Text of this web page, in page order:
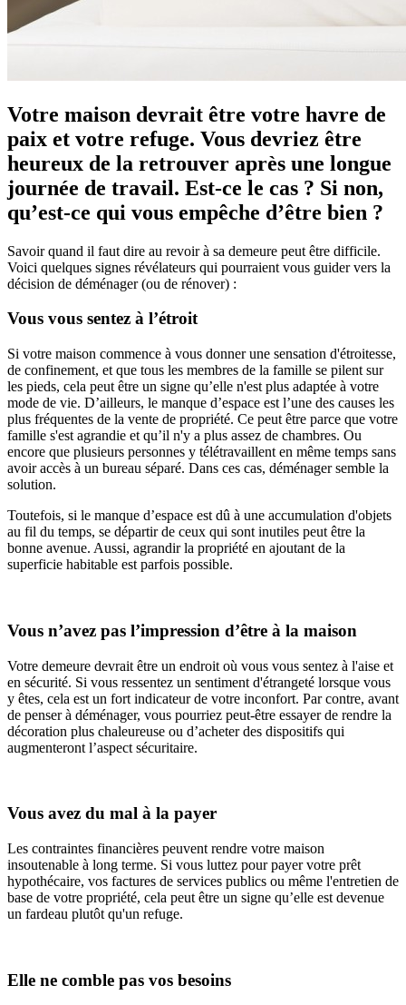
Votre maison devrait être votre havre de
paix et votre refuge. Vous devriez être
heureux de la retrouver après une longue
journée de travail. Est-ce le cas ? Si non,
qu’est-ce qui vous empêche d’être bien ?
Savoir quand il faut dire au revoir à sa demeure peut être difficile.
Voici quelques signes révélateurs qui pourraient vous guider vers la
décision de déménager (ou de rénover) :
Vous vous sentez à l’étroit
Si votre maison commence à vous donner une sensation d'étroitesse,
de confinement, et que tous les membres de la famille se pilent sur
les pieds, cela peut être un signe qu’elle n'est plus adaptée à votre
mode de vie. D’ailleurs, le manque d’espace est l’une des causes les
plus fréquentes de la vente de propriété. Ce peut être parce que votre
famille s'est agrandie et qu’il n'y a plus assez de chambres. Ou
encore que plusieurs personnes y télétravaillent en même temps sans
avoir accès à un bureau séparé. Dans ces cas, déménager semble la
solution.
Toutefois, si le manque d’espace est dû à une accumulation d'objets
au fil du temps, se départir de ceux qui sont inutiles peut être la
bonne avenue. Aussi, agrandir la propriété en ajoutant de la
superficie habitable est parfois possible.
Vous n’avez pas l’impression d’être à la maison
Votre demeure devrait être un endroit où vous vous sentez à l'aise et
en sécurité. Si vous ressentez un sentiment d'étrangeté lorsque vous
y êtes, cela est un fort indicateur de votre inconfort. Par contre, avant
de penser à déménager, vous pourriez peut-être essayer de rendre la
décoration plus chaleureuse ou d’acheter des dispositifs qui
augmenteront l’aspect sécuritaire.
Vous avez du mal à la payer
Les contraintes financières peuvent rendre votre maison
insoutenable à long terme. Si vous luttez pour payer votre prêt
hypothécaire, vos factures de services publics ou même l'entretien de
base de votre propriété, cela peut être un signe qu’elle est devenue
un fardeau plutôt qu'un refuge.
Elle ne comble pas vos besoins